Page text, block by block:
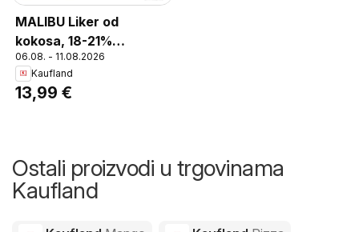
MALIBU Liker od
kokosa, 18-21%
alkohola, 0,7 L
06.08. - 11.08.2026
Kaufland
13,99 €
Ostali proizvodi u trgovinama
Kaufland